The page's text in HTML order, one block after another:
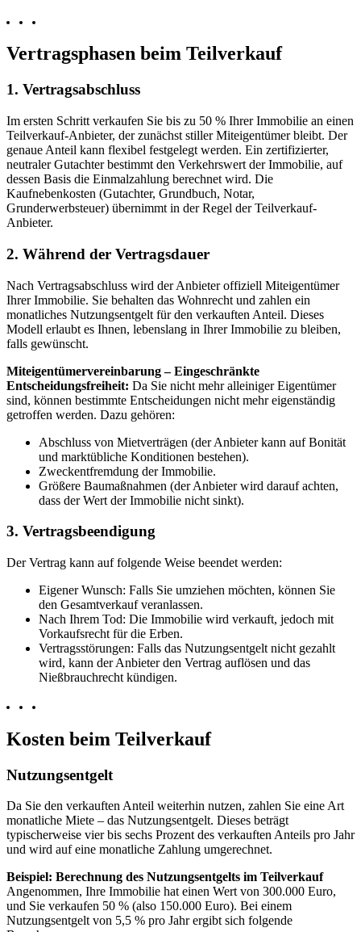
Vertragsphasen beim Teilverkauf
1. Vertragsabschluss
Im ersten Schritt verkaufen Sie bis zu 50 % Ihrer Immobilie an einen
Teilverkauf-Anbieter, der zunächst stiller Miteigentümer bleibt. Der
genaue Anteil kann flexibel festgelegt werden. Ein zertifizierter,
neutraler Gutachter bestimmt den Verkehrswert der Immobilie, auf
dessen Basis die Einmalzahlung berechnet wird. Die
Kaufnebenkosten (Gutachter, Grundbuch, Notar,
Grunderwerbsteuer) übernimmt in der Regel der Teilverkauf-
Anbieter.
2. Während der Vertragsdauer
Nach Vertragsabschluss wird der Anbieter offiziell Miteigentümer
Ihrer Immobilie. Sie behalten das Wohnrecht und zahlen ein
monatliches Nutzungsentgelt für den verkauften Anteil. Dieses
Modell erlaubt es Ihnen, lebenslang in Ihrer Immobilie zu bleiben,
falls gewünscht.
Miteigentümervereinbarung – Eingeschränkte
Entscheidungsfreiheit: Da Sie nicht mehr alleiniger Eigentümer
sind, können bestimmte Entscheidungen nicht mehr eigenständig
getroffen werden. Dazu gehören:
Abschluss von Mietverträgen (der Anbieter kann auf Bonität
und marktübliche Konditionen bestehen).
Zweckentfremdung der Immobilie.
Größere Baumaßnahmen (der Anbieter wird darauf achten,
dass der Wert der Immobilie nicht sinkt).
3. Vertragsbeendigung
Der Vertrag kann auf folgende Weise beendet werden:
Eigener Wunsch: Falls Sie umziehen möchten, können Sie
den Gesamtverkauf veranlassen.
Nach Ihrem Tod: Die Immobilie wird verkauft, jedoch mit
Vorkaufsrecht für die Erben.
Vertragsstörungen: Falls das Nutzungsentgelt nicht gezahlt
wird, kann der Anbieter den Vertrag auflösen und das
Nießbrauchrecht kündigen.
Kosten beim Teilverkauf
Nutzungsentgelt
Da Sie den verkauften Anteil weiterhin nutzen, zahlen Sie eine Art
monatliche Miete – das Nutzungsentgelt. Dieses beträgt
typischerweise vier bis sechs Prozent des verkauften Anteils pro Jahr
und wird auf eine monatliche Zahlung umgerechnet.
Beispiel: Berechnung des Nutzungsentgelts im Teilverkauf
Angenommen, Ihre Immobilie hat einen Wert von 300.000 Euro,
und Sie verkaufen 50 % (also 150.000 Euro). Bei einem
Nutzungsentgelt von 5,5 % pro Jahr ergibt sich folgende